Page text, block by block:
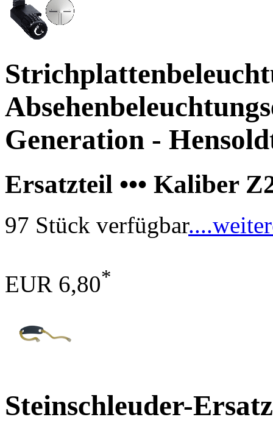
Generation -
Ersatzteil ••• Kaliber
97 Stück verfügbar
EUR 6,80*
Steinschleuder-